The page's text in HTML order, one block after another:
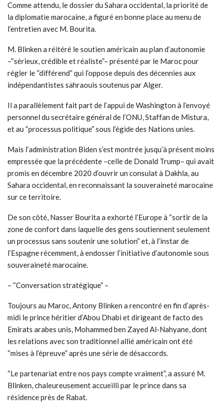
Comme attendu, le dossier du Sahara occidental, la priorité de
la diplomatie marocaine, a figuré en bonne place au menu de
l’entretien avec M. Bourita.
M. Blinken a réitéré le soutien américain au plan d’autonomie
–“sérieux, crédible et réaliste”– présenté par le Maroc pour
régler le “différend” qui l’oppose depuis des décennies aux
indépendantistes sahraouis soutenus par Alger.
Il a parallèlement fait part de l’appui de Washington à l’envoyé
personnel du secrétaire général de l’ONU, Staffan de Mistura,
et au “processus politique” sous l’égide des Nations unies.
Mais l’administration Biden s’est montrée jusqu’à présent moins
empressée que la précédente –celle de Donald Trump– qui avait
promis en décembre 2020 d’ouvrir un consulat à Dakhla, au
Sahara occidental, en reconnaissant la souveraineté marocaine
sur ce territoire.
De son côté, Nasser Bourita a exhorté l’Europe à “sortir de la
zone de confort dans laquelle des gens soutiennent seulement
un processus sans soutenir une solution” et, à l’instar de
l’Espagne récemment, à endosser l’initiative d’autonomie sous
souveraineté marocaine.
– “Conversation stratégique” –
Toujours au Maroc, Antony Blinken a rencontré en fin d’après-
midi le prince héritier d’Abou Dhabi et dirigeant de facto des
Emirats arabes unis, Mohammed ben Zayed Al-Nahyane, dont
les relations avec son traditionnel allié américain ont été
“mises à l’épreuve” après une série de désaccords.
“Le partenariat entre nos pays compte vraiment”, a assuré M.
Blinken, chaleureusement accueilli par le prince dans sa
résidence près de Rabat.